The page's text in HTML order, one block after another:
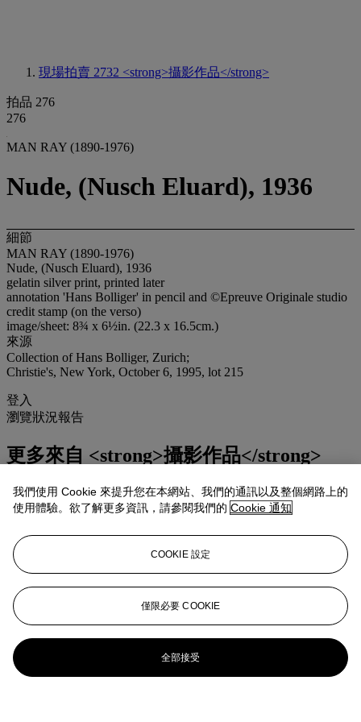
現場拍賣 2732 <strong>攝影作品</strong>
拍品 276
276
MAN RAY (1890-1976)
Nude, (Nusch Eluard), 1936
細節
MAN RAY (1890-1976)
Nude, (Nusch Eluard), 1936
gelatin silver print, printed later
annotation 'Hans Bolliger' in pencil and ©Epreuve Originale studio
credit stamp (on the verso)
image/sheet: 8¾ x 6½in. (22.3 x 16.5cm.)
來源
Collection of Hans Bolliger, Zurich;
Christie's, New York, October 6, 1995, lot 215
登入
瀏覽狀況報告
更多來自 <strong>攝影作品</strong>
查看全部
查看全部
我們使用 Cookie 來提升您在本網站、我們的通訊以及整個網路上的
使用體驗。欲了解更多資訊，請參閱我們的 Cookie 通知
COOKIE 設定
僅限必要 COOKIE
全部接受